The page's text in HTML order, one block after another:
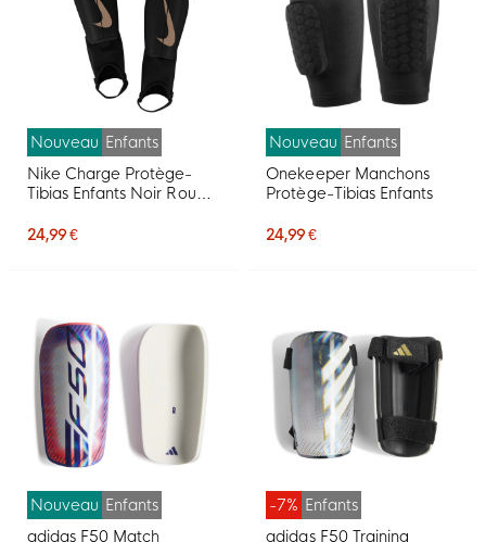
Nouveau Enfants
Nike Charge Protège-
Tibias Enfants Noir Rouge
24,99 €
Nouveau Enfants
Onekeeper Manchons
Protège-Tibias Enfants
24,99 €
Nouveau Enfants
adidas F50 Match
-7% Enfants
adidas F50 Training